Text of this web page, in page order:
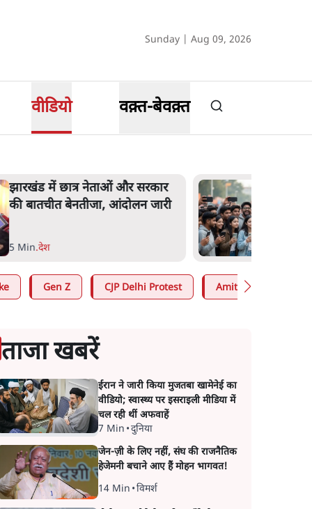
Sunday | Aug 09, 2026
वीडियो वक़्त-बेवक़्त
झारखंड में छात्र नेताओं और सरकार
की बातचीत बेनतीजा, आंदोलन जारी
5 Min.देश
Gen Z CJP Delhi Protest Amit Shah
ताजा खबरें
ईरान ने जारी किया मुजतबा खामेनेई का
वीडियो; स्वास्थ्य पर इसराइली मीडिया में
चल रही थीं अफवाहें
7 Min •दुनिया
जेन-ज़ी के लिए नहीं, संघ की राजनैतिक
हेजेमनी बचाने आए हैं मोहन भागवत!
14 Min •विमर्श